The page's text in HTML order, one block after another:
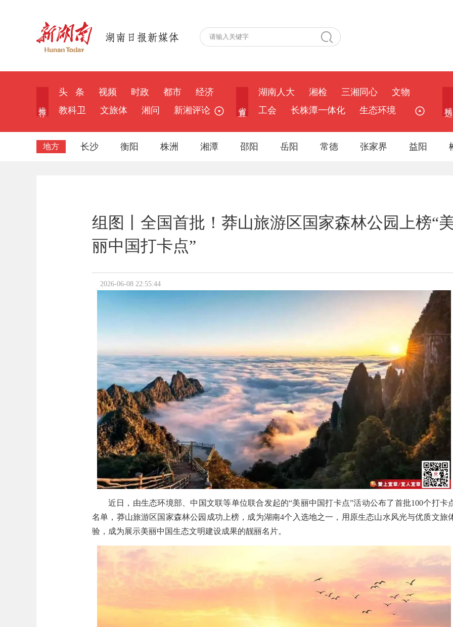
头 条 视频 时政 都市
经济
教科卫
文旅体 湘问 新湘评论
湖南人大 湘检 三湘同心
文物
工会
长株潭一体化 生态环境
地方 长沙 衡阳 株洲 湘潭 邵阳 岳阳 常德 张家界 益阳
组图丨全国首批！莽山旅游区国家森林公园上榜“
丽中国打卡点”
2026-06-08 22:55:44
近日，由生态环境部、中国文联等单位联合发起的“美丽中国打卡点”活动公布了首批100个打卡
名单，莽山旅游区国家森林公园成功上榜，成为湖南4个入选地之一，用原生态山水风光与优质文旅
验，成为展示美丽中国生态文明建设成果的靓丽名片。